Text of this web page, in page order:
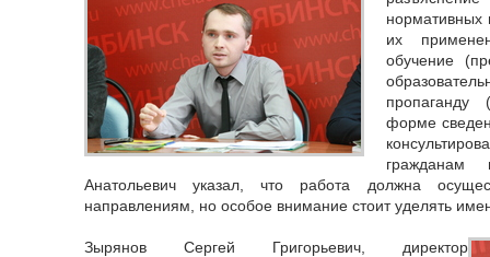
нормативных
их
обучение
пропаганду
форме
гражданам
Анатольевич указал, что работа должна
направлениям, но особое внимание стоит уделять
Зырянов Сергей Григорьевич, директор